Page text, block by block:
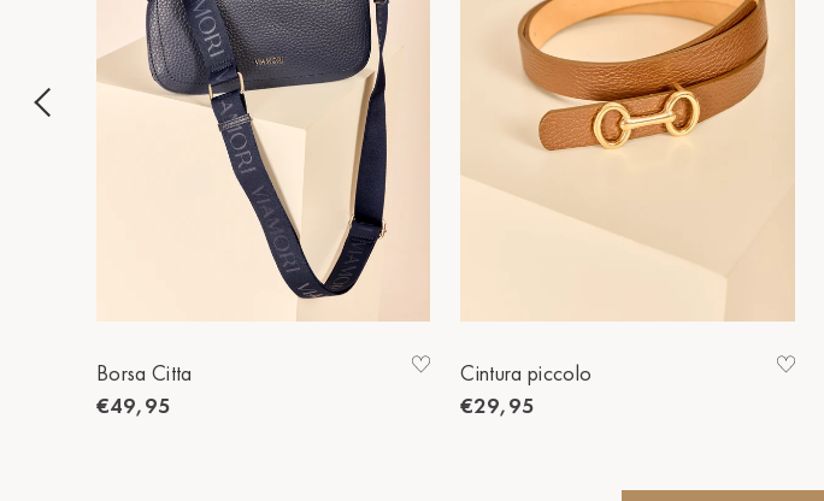
Borsa Citta
€49,95
Cintura piccolo
€29,95